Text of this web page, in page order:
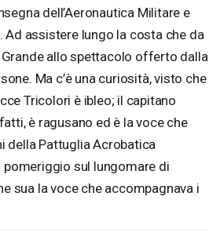
dell’Aeronautica Militare e
Ad assistere lungo la costa che da
Grande allo spettacolo offerto dalla
Ma c’è una curiosità, visto che
Tricolori è ibleo; il capitano
è ragusano ed è la voce che
della Pattuglia Acrobatica
pomeriggio sul lungomare di
sua la voce che accompagnava i